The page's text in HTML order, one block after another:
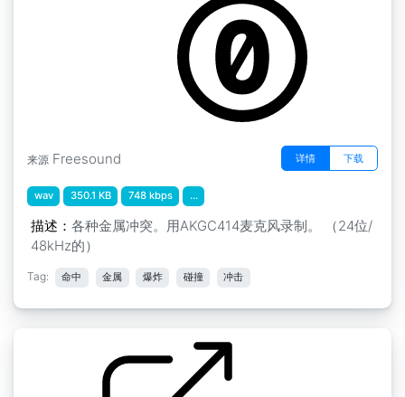
来源 Freesound 详情 下载
wav 350.1 KB 748 kbps ...
描述： 各种金属冲突。用AKGC414麦克风录制。 （24位/
48kHz的）
Tag: 命中 金属 爆炸 碰撞 冲击